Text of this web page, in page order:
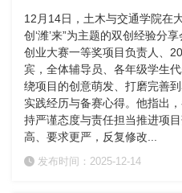
12月14日，土木与交通学院在
创‘潍’来”为主题的双创经验分
创业大赛一等奖项目负责人、
宾，全体辅导员、各年级学生
绕项目的创意萌发、打磨完善
实践经历与备赛心得。他指出
持严谨态度与责任担当推进项
高、要求更严，反复修改...
发布时间：2025-12-14